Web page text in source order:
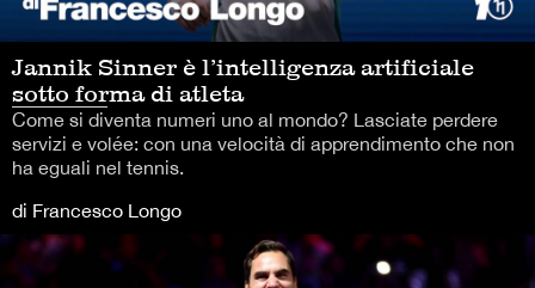
Jannik Sinner è l’intelligenza artificiale
sotto forma di atleta
Come si diventa numeri uno al mondo? Lasciate perdere
servizi e volée: con una velocità di apprendimento che non
ha eguali nel tennis.
di Francesco Longo